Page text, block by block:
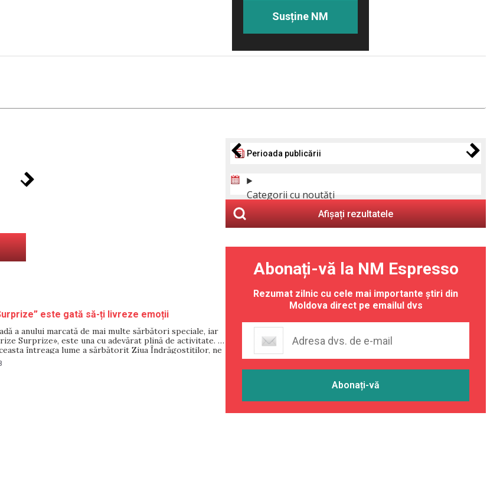
Susține NM
este gată să-ți livreze emoții
a anului marcată de mai multe sărbători speciale, iar
Surprize», este una cu adevărat plină de activitate. În
întreaga lume a sărbătorit Ziua Îndrăgostiților, ne
de următoarea sărbătoare mult așteptată de sexul
Perioada publicării
Categorii cu noutăți
Afișați rezultatele
Abonați-vă la NM Espresso
Rezumat zilnic cu cele mai importante știri din
Moldova direct pe emailul dvs